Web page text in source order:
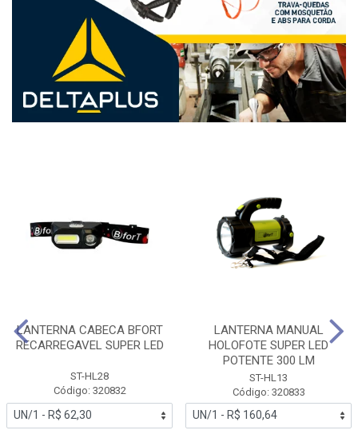
LANTERNA CABECA BFORT
RECARREGAVEL SUPER LED
ST-HL28
Código: 320832
LANTERNA MANUAL
HOLOFOTE SUPER LED
POTENTE 300 LM
ST-HL13
Código: 320833